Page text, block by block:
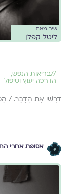
שיר מאת
ליטל קפלן
//בריאות הנפש,
הדרכה יעוץ וטיפול
דִּרְשִׁי אֶת הַדָּבָר. /
אסופת אחרי